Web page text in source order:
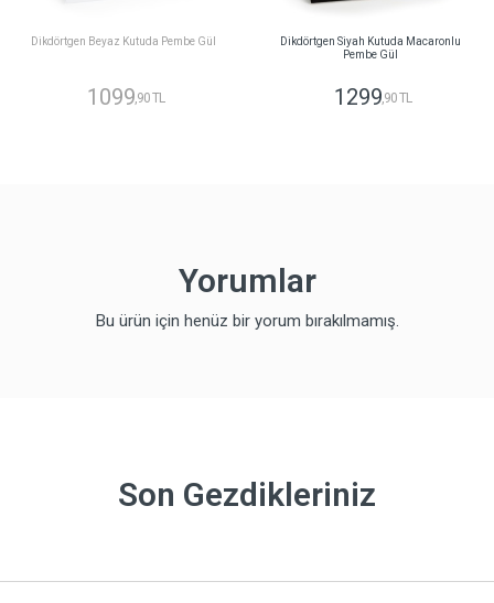
Dikdörtgen Beyaz Kutuda Pembe Gül
1099,90 TL
Dikdörtgen Siyah Kutuda Macaronlu
Pembe Gül
1299,90 TL
Yorumlar
Bu ürün için henüz bir yorum bırakılmamış.
Son Gezdikleriniz